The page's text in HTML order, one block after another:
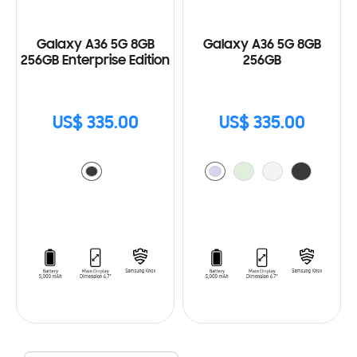
Galaxy A36 5G 8GB
256GB Enterprise Edition
US$ 335.00
Galaxy A36 5G 8GB
256GB
US$ 335.00